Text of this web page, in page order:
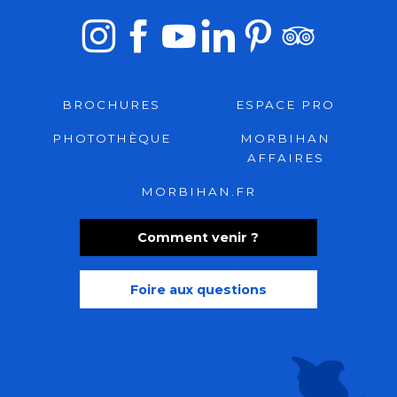
Comment venir ?
Foire aux questions
BROCHURES ESPACE PRO
PHOTOTHÈQUE
MORBIHAN
AFFAIRES
MORBIHAN.FR